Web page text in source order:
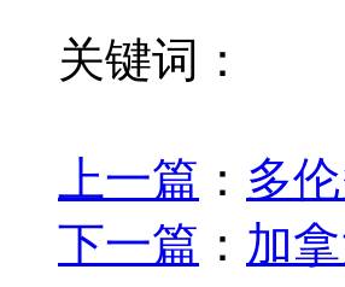
关键词：
上一篇 ： 多
下一篇 ： 加